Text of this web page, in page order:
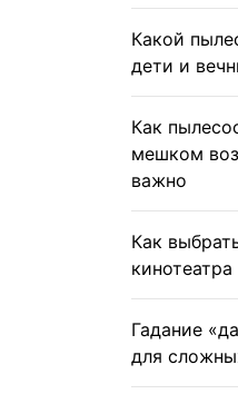
Какой
дети и
Как
мешком
важно
Как
кинотеатра
Гадание
для